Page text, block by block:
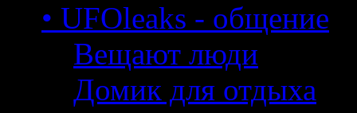
• UFOleaks - общение
Вещают люди
Домик для отдыха